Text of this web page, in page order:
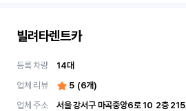
빌려타렌트카
등록 차량 14대
업체 리뷰
5 (6개)
업체 주소
서울 강서구 마곡중앙6로 10